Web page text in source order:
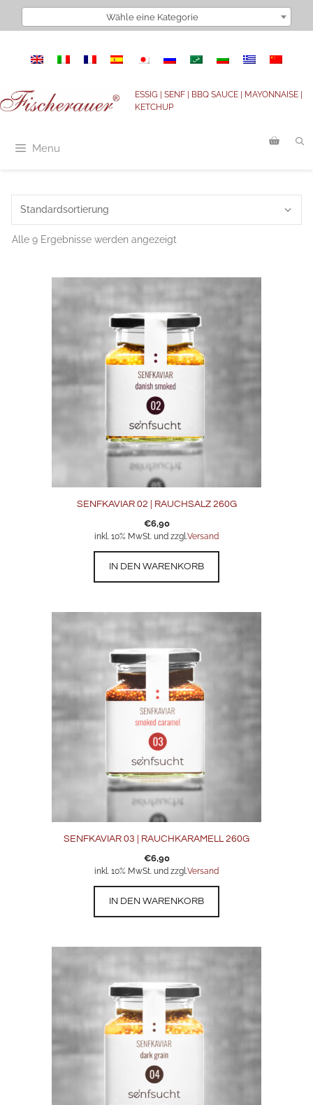
Inhalt
Wähle eine Kategorie
ESSIG | SENF | BBQ SAUCE | MAYONNAISE |
KETCHUP
Menu
Alle 9 Ergebnisse werden angezeigt
SENFKAVIAR 02 | RAUCHSALZ 260G
€6,90
inkl. 10% MwSt. und zzgl.Versand
IN DEN WARENKORB
SENFKAVIAR 03 | RAUCHKARAMELL 260G
€6,90
inkl. 10% MwSt. und zzgl.Versand
IN DEN WARENKORB